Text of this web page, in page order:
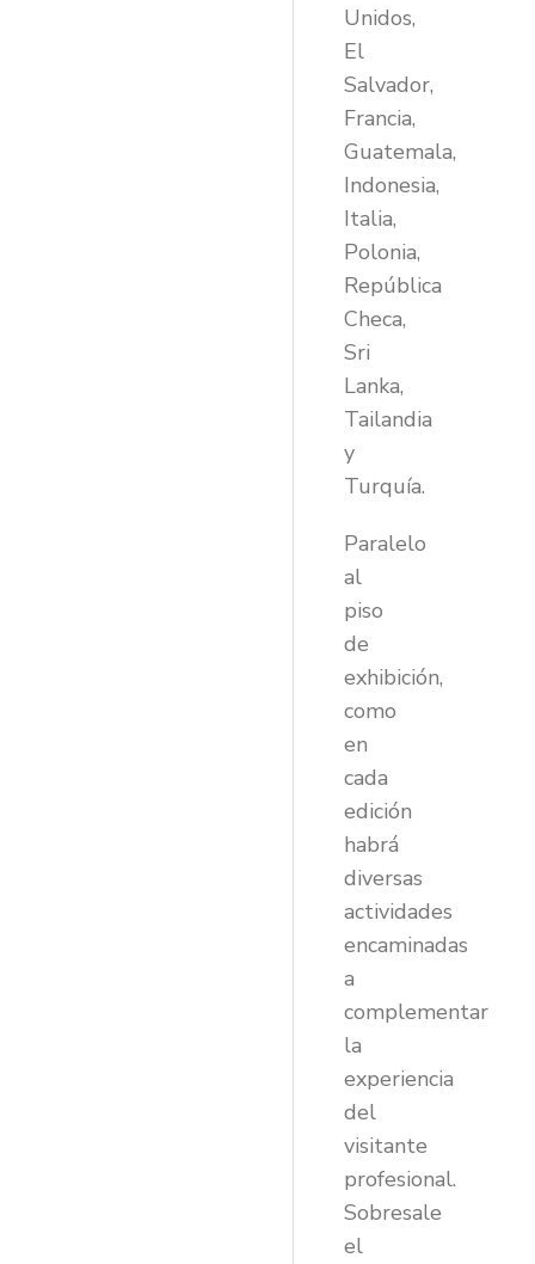
Unidos,
El
Salvador,
Francia,
Guatemala,
Indonesia,
Italia,
Polonia,
República
Checa,
Sri
Lanka,
Tailandia
y
Turquía.
Paralelo
al
piso
de
exhibición,
como
en
cada
edición
habrá
diversas
actividades
encaminadas
a
complementar
la
experiencia
del
visitante
profesional.
Sobresale
el